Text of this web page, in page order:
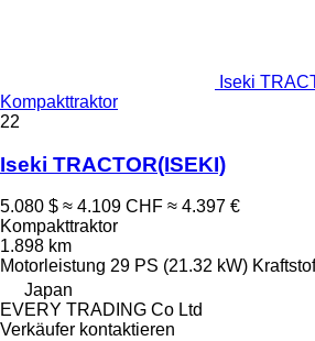
Iseki
Kompakttraktor
22
Iseki TRACTOR(ISEKI)
5.080 $ ≈ 4.109 CHF ≈ 4.397 €
Kompakttraktor
1.898 km
Motorleistung 29 PS (21.32 kW)
Japan
EVERY TRADING Co Ltd
Verkäufer kontaktieren